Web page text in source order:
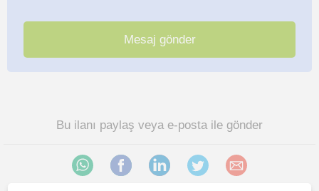
Bu ilanı paylaş veya e-posta ile gönder